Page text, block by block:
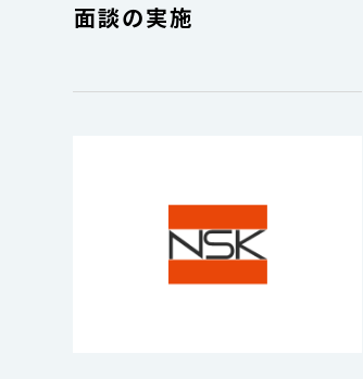
面談の実施